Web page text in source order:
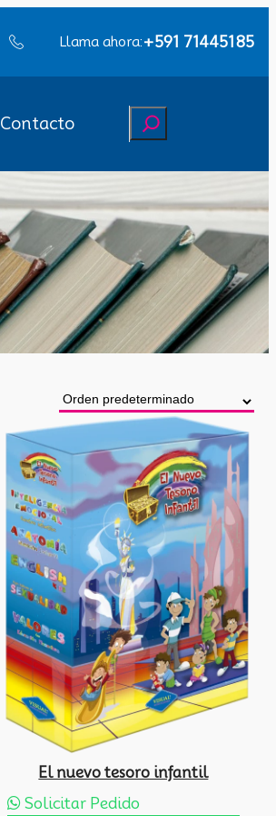
Llama ahora:+591 71445185
Contacto Buscar
El nuevo tesoro infantil
Solicitar Pedido